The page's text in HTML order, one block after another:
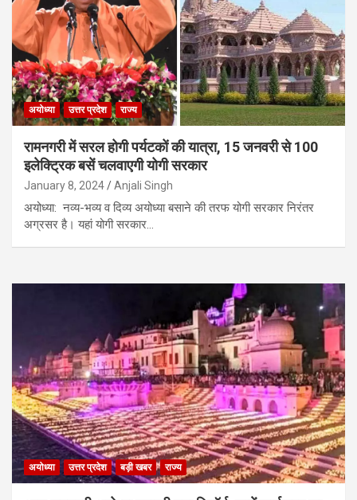
अयोध्या उत्तर प्रदेश राज्य
रामनगरी में सरल होगी पर्यटकों की यात्रा, 15 जनवरी से 100
इलेक्ट्रिक बसें चलवाएगी योगी सरकार
January 8, 2024 Anjali Singh
अयोध्या: नव्य-भव्य व दिव्य अयोध्या बसाने की तरफ योगी सरकार निरंतर
अग्रसर है। यहां योगी सरकार…
अयोध्या उत्तर प्रदेश बड़ी खबर राज्य